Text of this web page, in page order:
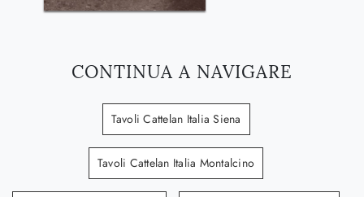
CONTINUA A NAVIGARE
Tavoli Cattelan Italia Siena
Tavoli Cattelan Italia Montalcino